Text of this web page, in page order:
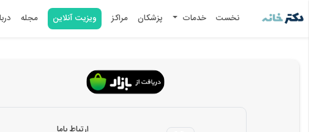
نخست خدمات پزشکان مراکز ویزیت آنلاین مجله